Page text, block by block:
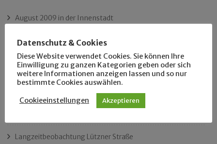
August 2009 in der Innenstadt
Frau Krause aus Markkleeberg
Leipzig – Die unbekannte Freundin
Langzeitbeobachtung Lützner Straße
Datenschutz & Cookies
Diese Website verwendet Cookies. Sie können Ihre
Einwilligung zu ganzen Kategorien geben oder sich
weitere Informationen anzeigen lassen und so nur
bestimmte Cookies auswählen.
Cookieeinstellungen Akzeptieren